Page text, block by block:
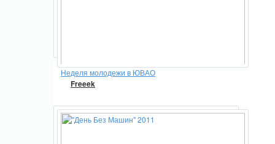
Неделя молодежи в ЮВАО
Freeek